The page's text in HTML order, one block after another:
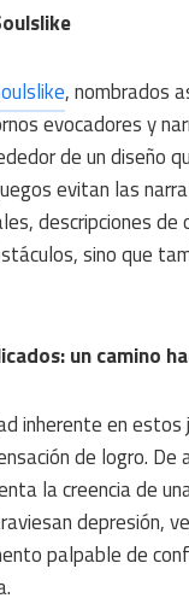
, nombrados
evocadores y
de un diseño
evitan las
descripciones
sino que
un camino
inherente en
de logro.
la creencia de
depresión,
palpable de